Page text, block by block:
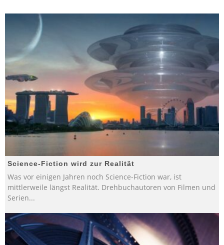
Science-Fiction wird zur Realität
Was vor einigen Jahren noch Science-Fiction war, ist
mittlerweile längst Realität. Drehbuchautoren von Filmen und
Serien...